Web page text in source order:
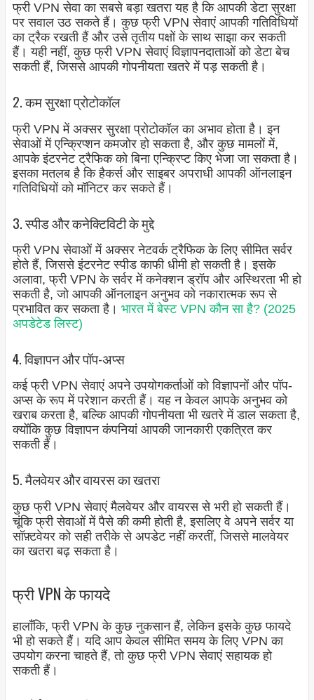
फ्री VPN सेवा का सबसे बड़ा खतरा यह है कि आपकी डेटा सुरक्षा
पर सवाल उठ सकते हैं। कुछ फ्री VPN सेवाएं आपकी गतिविधियों
का ट्रैक रखती हैं और उसे तृतीय पक्षों के साथ साझा कर सकती
हैं। यही नहीं, कुछ फ्री VPN सेवाएं विज्ञापनदाताओं को डेटा बेच
सकती हैं, जिससे आपकी गोपनीयता खतरे में पड़ सकती है।
2. कम सुरक्षा प्रोटोकॉल
फ्री VPN में अक्सर सुरक्षा प्रोटोकॉल का अभाव होता है। इन
सेवाओं में एन्क्रिप्शन कमजोर हो सकता है, और कुछ मामलों में,
आपके इंटरनेट ट्रैफिक को बिना एन्क्रिप्ट किए भेजा जा सकता है।
इसका मतलब है कि हैकर्स और साइबर अपराधी आपकी ऑनलाइन
गतिविधियों को मॉनिटर कर सकते हैं।
3. स्पीड और कनेक्टिविटी के मुद्दे
फ्री VPN सेवाओं में अक्सर नेटवर्क ट्रैफिक के लिए सीमित सर्वर
होते हैं, जिससे इंटरनेट स्पीड काफी धीमी हो सकती है। इसके
अलावा, फ्री VPN के सर्वर में कनेक्शन ड्रॉप और अस्थिरता भी हो
सकती है, जो आपकी ऑनलाइन अनुभव को नकारात्मक रूप से
प्रभावित कर सकता है। भारत में बेस्ट VPN कौन सा है? (2025
अपडेटेड लिस्ट)
4. विज्ञापन और पॉप-अप्स
कई फ्री VPN सेवाएं अपने उपयोगकर्ताओं को विज्ञापनों और पॉप-
अप्स के रूप में परेशान करती हैं। यह न केवल आपके अनुभव को
खराब करता है, बल्कि आपकी गोपनीयता भी खतरे में डाल सकता है,
क्योंकि कुछ विज्ञापन कंपनियां आपकी जानकारी एकत्रित कर
सकती हैं।
5. मैलवेयर और वायरस का खतरा
कुछ फ्री VPN सेवाएं मैलवेयर और वायरस से भरी हो सकती हैं।
चूंकि फ्री सेवाओं में पैसे की कमी होती है, इसलिए वे अपने सर्वर या
सॉफ़्टवेयर को सही तरीके से अपडेट नहीं करतीं, जिससे मालवेयर
का खतरा बढ़ सकता है।
फ्री VPN के फायदे
हालाँकि, फ्री VPN के कुछ नुकसान हैं, लेकिन इसके कुछ फायदे
भी हो सकते हैं। यदि आप केवल सीमित समय के लिए VPN का
उपयोग करना चाहते हैं, तो कुछ फ्री VPN सेवाएं सहायक हो
सकती हैं।